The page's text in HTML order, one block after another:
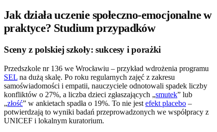
Jak działa uczenie społeczno-emocjonalne w
praktyce? Studium przypadków
Sceny z polskiej szkoły: sukcesy i porażki
Przedszkole nr 136 we Wrocławiu – przykład wdrożenia programu
SEL na dużą skalę. Po roku regularnych zajęć z zakresu
samoświadomości i empatii, nauczyciele odnotowali spadek liczby
konfliktów o 27%, a liczba dzieci zgłaszających „smutek” lub
„złość” w ankietach spadła o 19%. To nie jest efekt placebo –
potwierdzają to wyniki badań przeprowadzonych we współpracy z
UNICEF i lokalnym kuratorium.